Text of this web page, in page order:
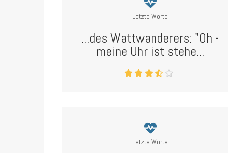
Letzte Worte
...des Wattwanderers: "Oh -
meine Uhr ist stehe...
Letzte Worte